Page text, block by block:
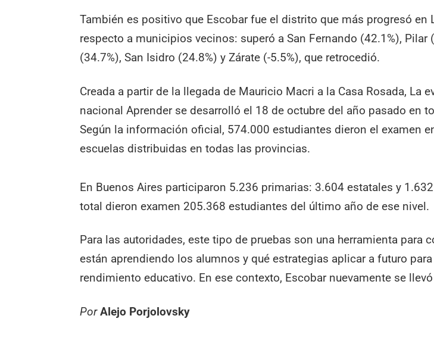
También es positivo que Escobar fue el distrito que más progresó en
respecto a municipios vecinos: superó a San Fernando (42.1%), Pilar
(34.7%), San Isidro (24.8%) y Zárate (-5.5%), que retrocedió.
Creada a partir de la llegada de Mauricio Macri a la Casa Rosada, La
nacional Aprender se desarrolló el 18 de octubre del año pasado en
Según la información oficial, 574.000 estudiantes dieron el examen
escuelas distribuidas en todas las provincias.
En Buenos Aires participaron 5.236 primarias: 3.604 estatales y
total dieron examen 205.368 estudiantes del último año de ese nivel.
Para las autoridades, este tipo de pruebas son una herramienta para
están aprendiendo los alumnos y qué estrategias aplicar a futuro
rendimiento educativo. En ese contexto, Escobar nuevamente se
Por Alejo Porjolovsky